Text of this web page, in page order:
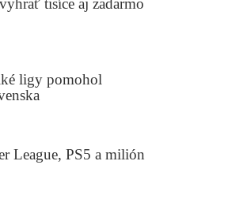
tisíce aj zadarmo
ligy pomohol
League, PS5 a milión